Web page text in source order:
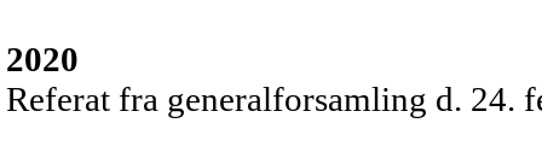
2020
Referat fra generalforsamling d. 24.